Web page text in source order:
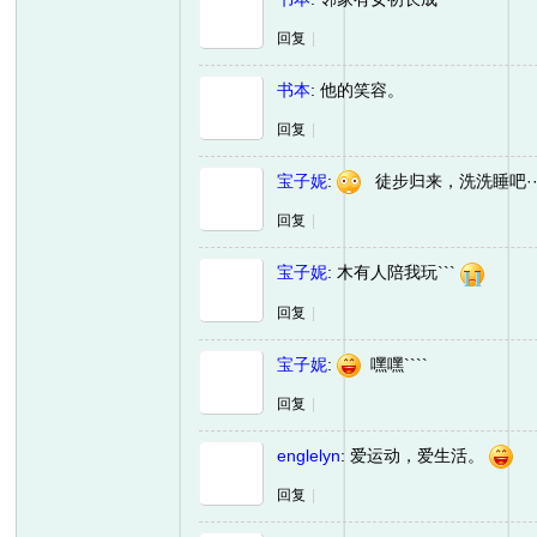
回复
书本:他的笑容。
回复
宝子妮: 徒步归来，洗洗睡吧
回复
宝子妮:木有人陪我玩```
回复 |
宝子妮: 嘿嘿````
回复
englelyn:爱运动，爱生活。
回复